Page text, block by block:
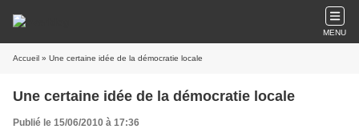
MENU
Accueil » Une certaine idée de la démocratie locale
Une certaine idée de la démocratie locale
Publié le 15/06/2010 à 17:36